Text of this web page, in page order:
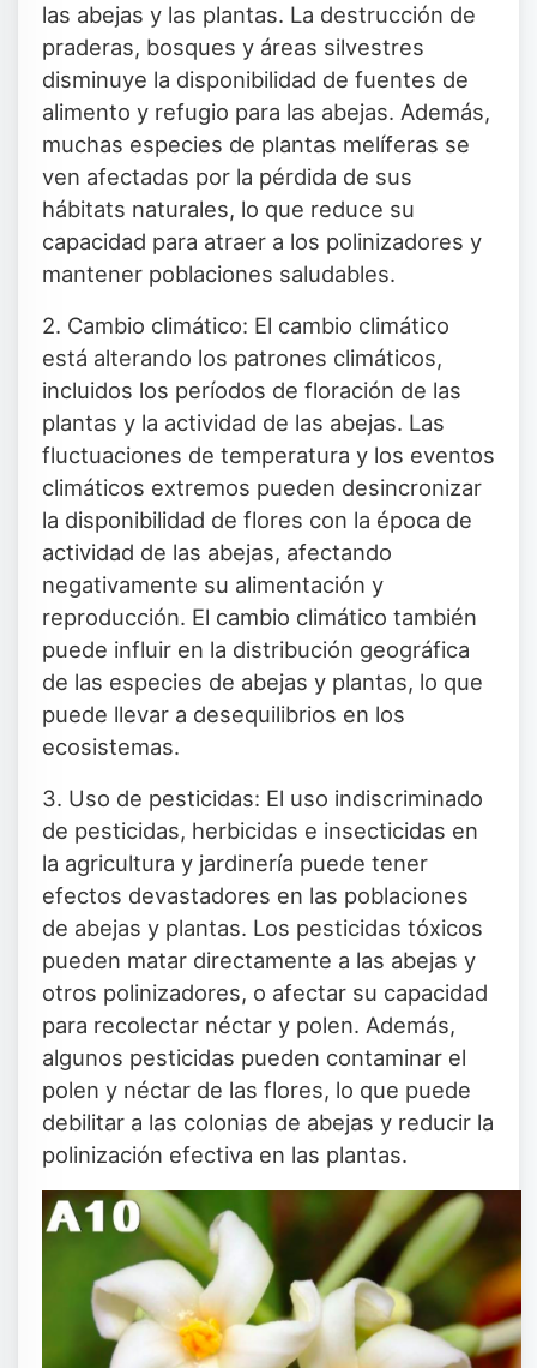
las abejas y las plantas. La destrucción de
praderas, bosques y áreas silvestres
disminuye la disponibilidad de fuentes de
alimento y refugio para las abejas. Además,
muchas especies de plantas melíferas se
ven afectadas por la pérdida de sus
hábitats naturales, lo que reduce su
capacidad para atraer a los polinizadores y
mantener poblaciones saludables.
2. Cambio climático: El cambio climático
está alterando los patrones climáticos,
incluidos los períodos de floración de las
plantas y la actividad de las abejas. Las
fluctuaciones de temperatura y los eventos
climáticos extremos pueden desincronizar
la disponibilidad de flores con la época de
actividad de las abejas, afectando
negativamente su alimentación y
reproducción. El cambio climático también
puede influir en la distribución geográfica
de las especies de abejas y plantas, lo que
puede llevar a desequilibrios en los
ecosistemas.
3. Uso de pesticidas: El uso indiscriminado
de pesticidas, herbicidas e insecticidas en
la agricultura y jardinería puede tener
efectos devastadores en las poblaciones
de abejas y plantas. Los pesticidas tóxicos
pueden matar directamente a las abejas y
otros polinizadores, o afectar su capacidad
para recolectar néctar y polen. Además,
algunos pesticidas pueden contaminar el
polen y néctar de las flores, lo que puede
debilitar a las colonias de abejas y reducir la
polinización efectiva en las plantas.